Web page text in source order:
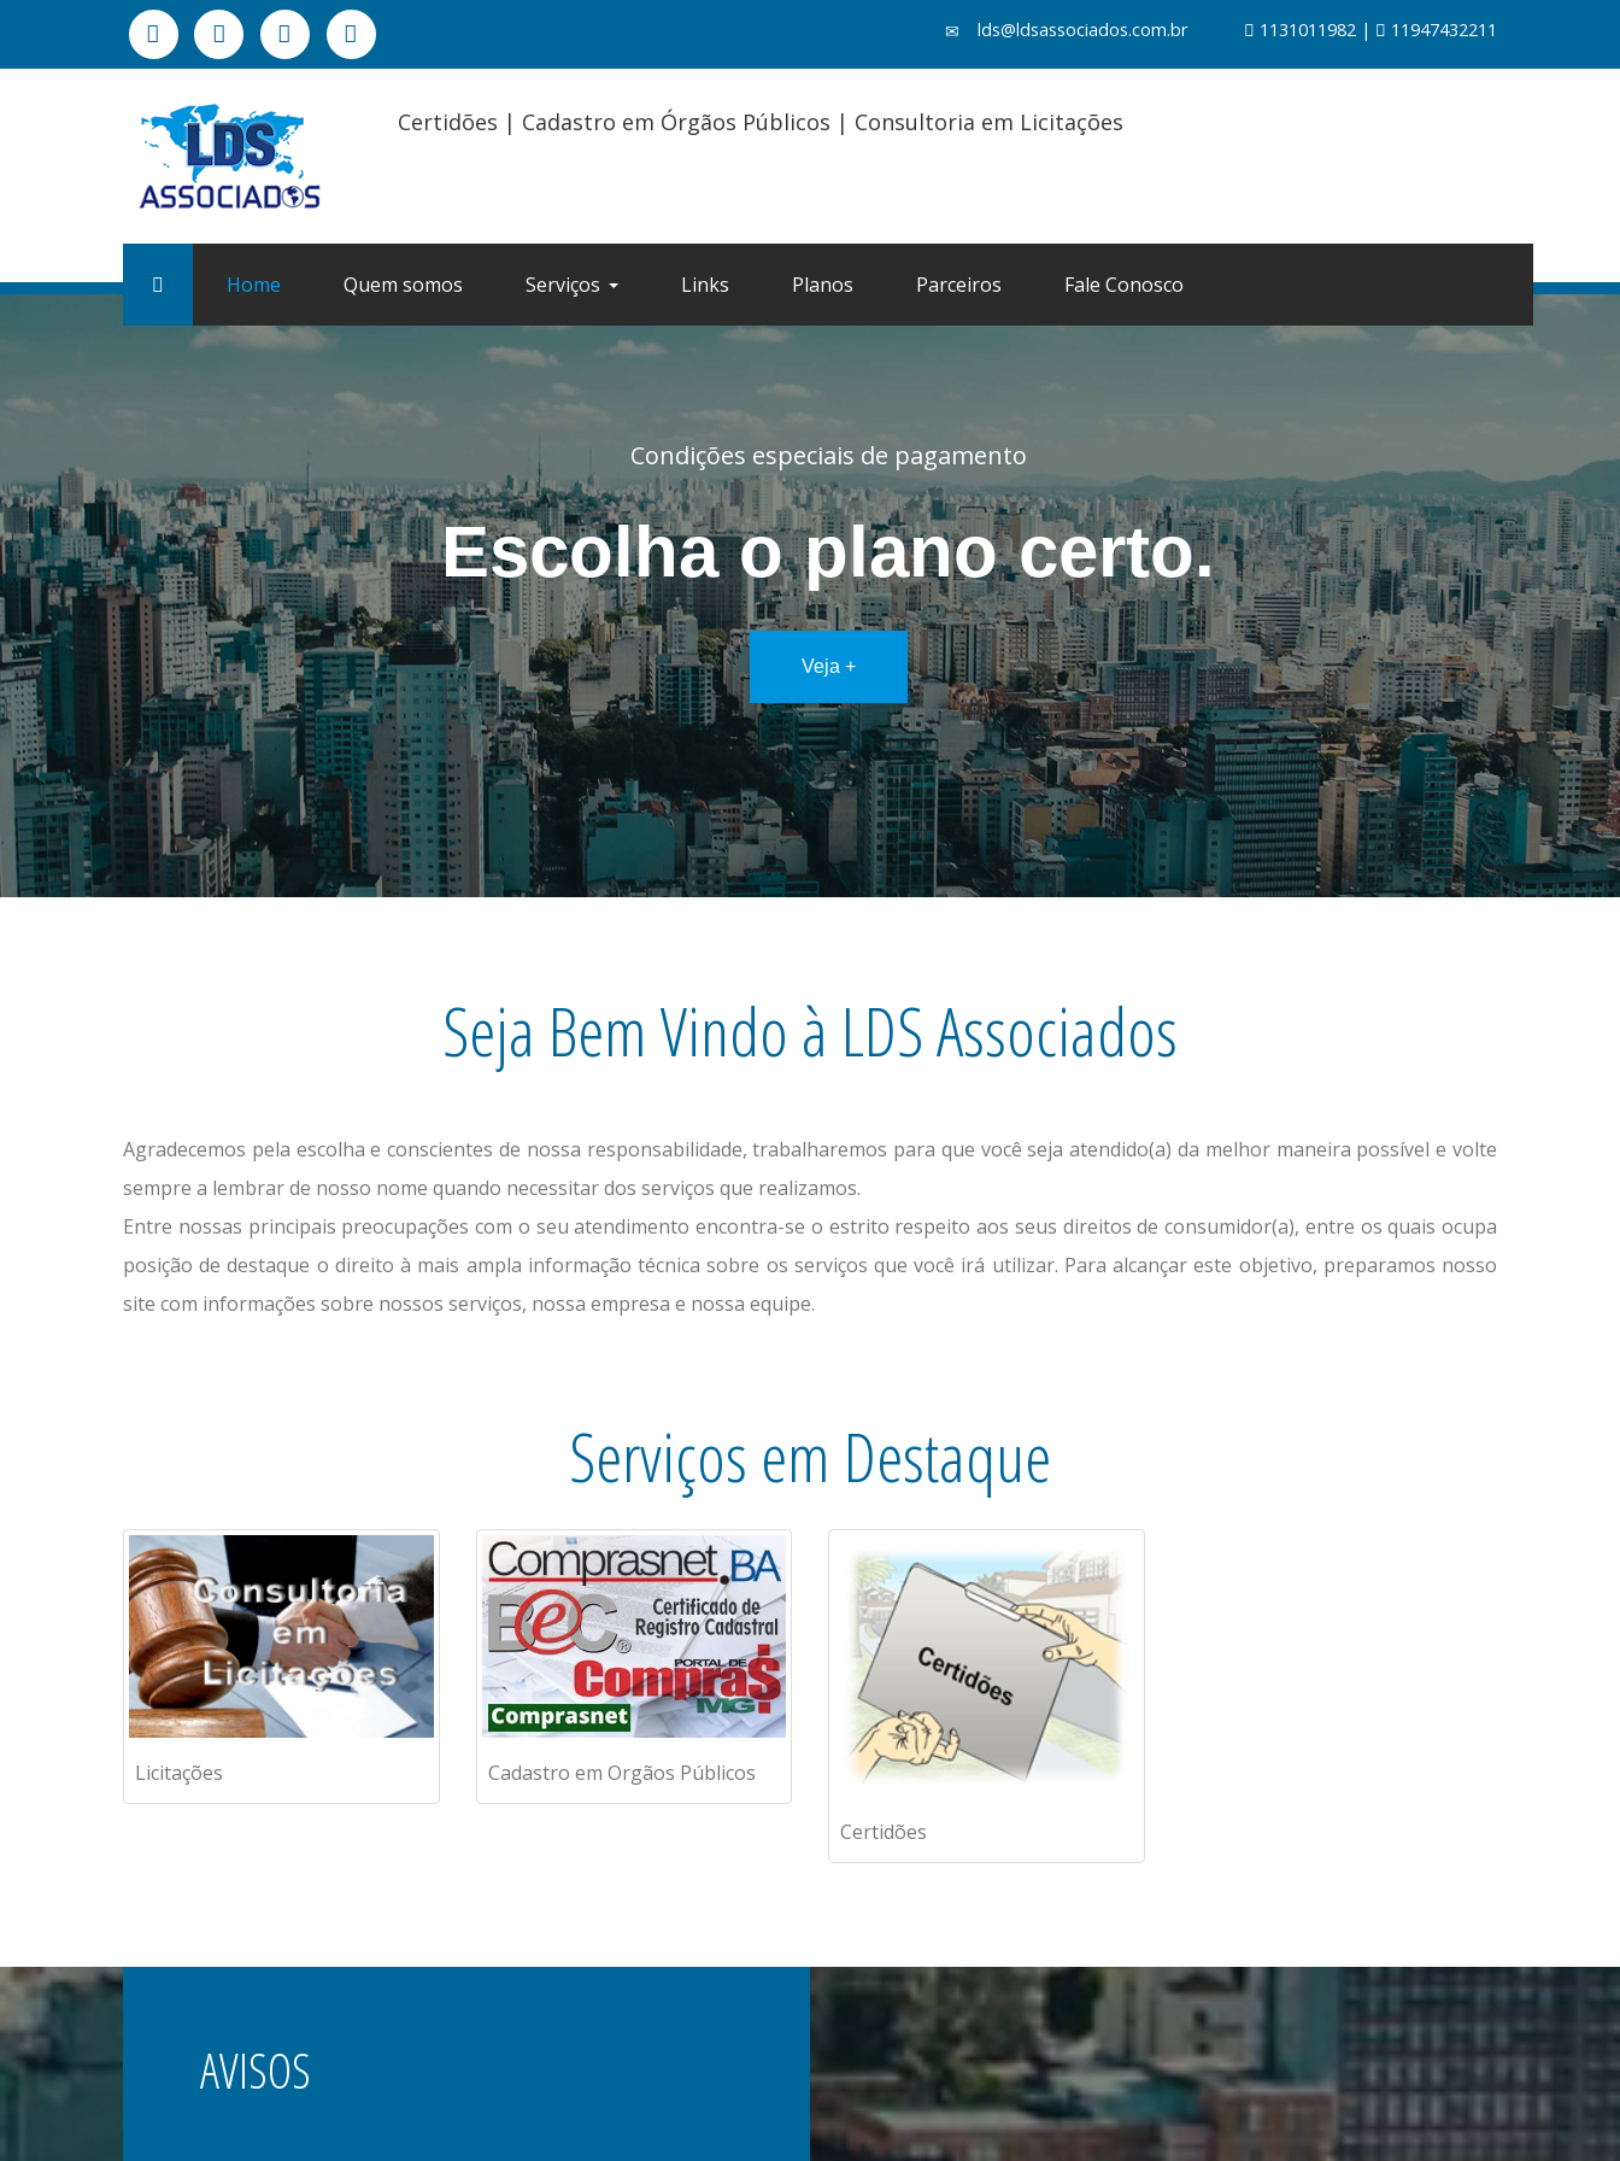
lds@ldsassociados.com.br 1131011982 | 11947432211
Certidões | Cadastro em Órgãos Públicos | Consultoria em Licitações
Home Quem somos Serviços Links Planos Parceiros Fale Conosco
Condições especiais de pagamento
Escolha o plano certo.
Veja +
Seja Bem Vindo à LDS Associados
Agradecemos pela escolha e conscientes de nossa responsabilidade, trabalharemos para que você seja atendido(a) da melhor maneira possível e volte
sempre a lembrar de nosso nome quando necessitar dos serviços que realizamos.
Entre nossas principais preocupações com o seu atendimento encontra-se o estrito respeito aos seus direitos de consumidor(a), entre os quais ocupa
posição de destaque o direito à mais ampla informação técnica sobre os serviços que você irá utilizar. Para alcançar este objetivo, preparamos nosso
site com informações sobre nossos serviços, nossa empresa e nossa equipe.
Serviços em Destaque
Licitações Cadastro em Orgãos Públicos
Certidões
AVISOS